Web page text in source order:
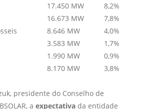
17.450 MW
8,2%
16.673 MW
7,8%
8.646 MW
4,0%
3.583 MW
1,7%
1.990 MW
0,9%
8.170 MW 3,8%
presidente do Conselho de
a expectativa da entidade